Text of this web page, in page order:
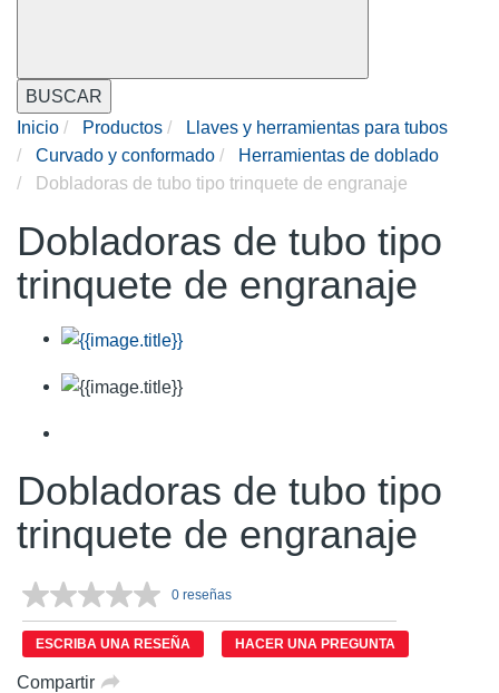
BUSCAR
Inicio
Productos
Llaves y herramientas para tubos
Curvado y conformado
Herramientas de doblado
Dobladoras de tubo tipo trinquete de engranaje
Dobladoras de tubo tipo
trinquete de engranaje
Dobladoras de tubo tipo
trinquete de engranaje
Sin
puntuación.
Enlace
en
0 reseñas
ESCRIBA UNA RESEÑA HACER UNA PREGUNTA
Compartir